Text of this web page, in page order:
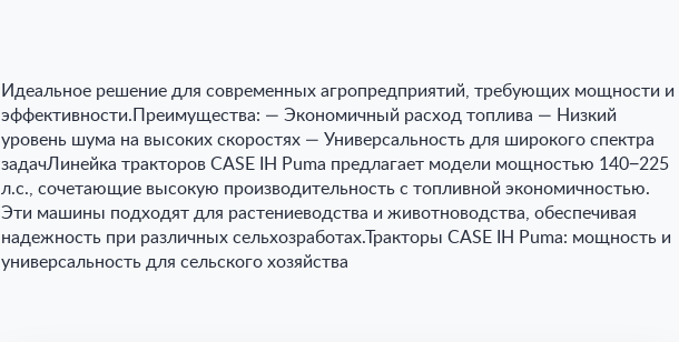
Идеальное решение для современных агропредприятий, требующих мощности и
эффективности.Преимущества: — Экономичный расход топлива — Низкий
уровень шума на высоких скоростях — Универсальность для широкого спектра
задачЛинейка тракторов CASE IH Puma предлагает модели мощностью 140−225
л.с., сочетающие высокую производительность с топливной экономичностью.
Эти машины подходят для растениеводства и животноводства, обеспечивая
надежность при различных сельхозработах.Тракторы CASE IH Puma: мощность и
универсальность для сельского хозяйства